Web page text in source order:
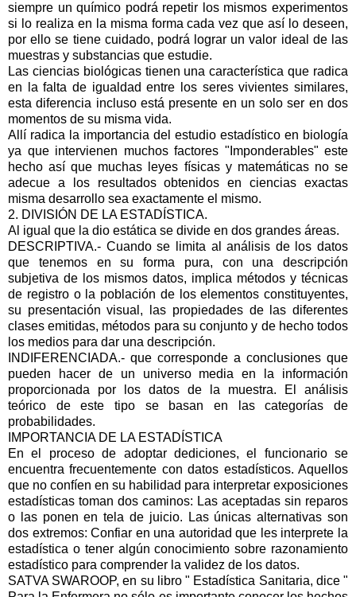
siempre un químico podrá repetir los mismos experimentos
si lo realiza en la misma forma cada vez que así lo deseen,
por ello se tiene cuidado, podrá lograr un valor ideal de las
muestras y substancias que estudie.
Las ciencias biológicas tienen una característica que radica
en la falta de igualdad entre los seres vivientes similares,
esta diferencia incluso está presente en un solo ser en dos
momentos de su misma vida.
Allí radica la importancia del estudio estadístico en biología
ya que intervienen muchos factores "Imponderables" este
hecho así que muchas leyes físicas y matemáticas no se
adecue a los resultados obtenidos en ciencias exactas
misma desarrollo sea exactamente el mismo.
2. DIVISIÓN DE LA ESTADÍSTICA.
Al igual que la dio estática se divide en dos grandes áreas.
DESCRIPTIVA.- Cuando se limita al análisis de los datos
que tenemos en su forma pura, con una descripción
subjetiva de los mismos datos, implica métodos y técnicas
de registro o la población de los elementos constituyentes,
su presentación visual, las propiedades de las diferentes
clases emitidas, métodos para su conjunto y de hecho todos
los medios para dar una descripción.
INDIFERENCIADA.- que corresponde a conclusiones que
pueden hacer de un universo media en la información
proporcionada por los datos de la muestra. El análisis
teórico de este tipo se basan en las categorías de
probabilidades.
IMPORTANCIA DE LA ESTADÍSTICA
En el proceso de adoptar dediciones, el funcionario se
encuentra frecuentemente con datos estadísticos. Aquellos
que no confíen en su habilidad para interpretar exposiciones
estadísticas toman dos caminos: Las aceptadas sin reparos
o las ponen en tela de juicio. Las únicas alternativas son
dos extremos: Confiar en una autoridad que les interprete la
estadística o tener algún conocimiento sobre razonamiento
estadístico para comprender la validez de los datos.
SATVA SWAROOP, en su libro " Estadística Sanitaria, dice "